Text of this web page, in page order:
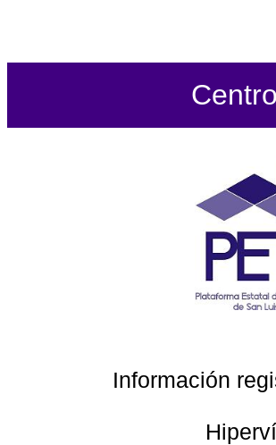
Información